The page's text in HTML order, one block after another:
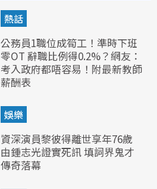
熱話
公務員1職位成筍工！準時下班
零OT 辭職比例得0.2%？網友：
考入政府都唔容易！附最新教師
薪酬表
娛樂
資深演員黎彼得離世享年76歲
由鍾志光證實死訊 填詞界鬼才
傳奇落幕